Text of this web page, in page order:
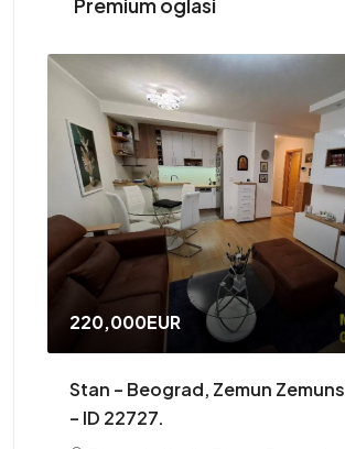
220,000EUR
Stan – Beograd, Zemun
– ID 22727.